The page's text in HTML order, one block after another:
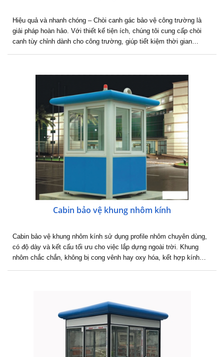
Hiệu quả và nhanh chóng – Chòi canh gác bảo vệ công trường là
giải pháp hoàn hảo. Với thiết kế tiện ích, chúng tôi cung cấp chòi
canh tùy chỉnh dành cho công trường, giúp tiết kiệm thời gian…
Cabin bảo vệ khung nhôm kính
Cabin bảo vệ khung nhôm kính sử dụng profile nhôm chuyên dùng,
có độ dày và kết cấu tối ưu cho việc lắp dựng ngoài trời. Khung
nhôm chắc chắn, không bị cong vênh hay oxy hóa, kết hợp kính…